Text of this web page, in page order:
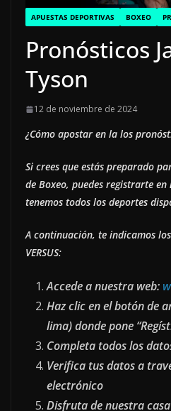
APUESTAS DEPORTIVAS BOXEO
Pronósticos
Tyson
12 de noviembre de 2024
¿Cómo apostar en la los
Si crees que estás preparado
de Boxeo, puedes registrarte
tenemos todos los deportes
A continuación, te indicamos
VERSUS:
Accede a nuestra web:
Haz clic en el botón de
lima) donde pone
Completa todos los
Verifica tus datos a
electrónico
Disfruta de nuestra